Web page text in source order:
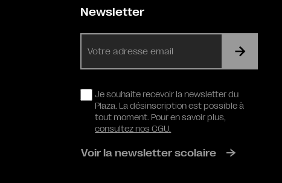
Newsletter
mail
RGPDJe souhaite recevoir la newsletter du
Plaza. La désinscription est possible à
tout moment. Pour en savoir plus,
consultez nos CGU.
Voir la newsletter scolaire